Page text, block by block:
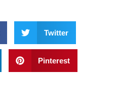
Twitter
Pinterest